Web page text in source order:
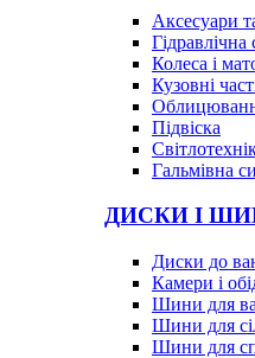
Аксесуари
Гідравлічна
Колеса і
Кузовні
Підвіска
Гальмівна
ДИСКИ І
Диски до
Камери і
Шини для
Шини для
Шини для